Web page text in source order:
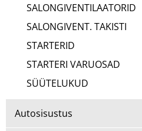
SALONGIVENTILAATORID
SALONGIVENT. TAKISTI
STARTERID
STARTERI VARUOSAD
SÜÜTELUKUD
Autosisustus